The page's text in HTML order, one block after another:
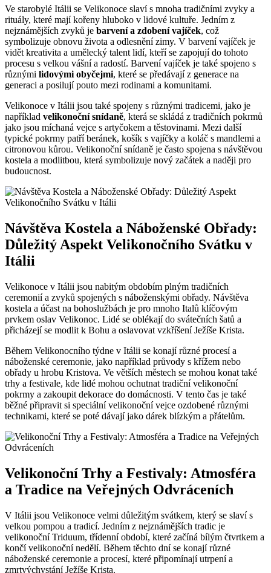
Ve starobylé Itálii se Velikonoce slaví s mnoha tradičními zvyky a
rituály, které mají kořeny hluboko v lidové kultuře. Jedním z
nejznámějších zvyků je barvení a zdobení vajíček, což
symbolizuje obnovu života a odlesnění zimy. V barvení vajíček je
vidět kreativita a umělecký talent lidí, kteří se zapojují do tohoto
procesu s velkou vášní a radostí. Barvení vajíček je také spojeno s
různými lidovými obyčejmi, které se předávají z generace na
generaci a posilují pouto mezi rodinami a komunitami.
Velikonoce v Itálii jsou také spojeny s různými tradicemi, jako je
například velikonoční snídaně, která se skládá z tradičních pokrmů
jako jsou míchaná vejce s artyčokem a těstovinami. Mezi další
typické pokrmy patří beránek, košík s vajíčky a koláč s mandlemi a
citronovou kůrou. Velikonoční snídaně je často spojena s návštěvou
kostela a modlitbou, která symbolizuje nový začátek a naději pro
budoucnost.
Návštěva Kostela a Náboženské Obřady:
Důležitý Aspekt Velikonočního Svátku v
Itálii
Velikonoce v Itálii jsou nabitým obdobím plným tradičních
ceremonií a zvyků spojených s náboženskými obřady. Návštěva
kostela a účast na bohoslužbách je pro mnoho Italů klíčovým
prvkem oslav Velikonoc. Lidé se oblékají do svátečních šatů a
přicházejí se modlit k Bohu a oslavovat vzkříšení Ježíše Krista.
Během Velikonocního týdne v Itálii se konají různé procesí a
náboženské ceremonie, jako například průvody s křížem nebo
obřady u hrobu Kristova. Ve větších městech se mohou konat také
trhy a festivale, kde lidé mohou ochutnat tradiční velikonoční
pokrmy a zakoupit dekorace do domácnosti. V tento čas je také
běžné připravit si speciální velikonoční vejce ozdobené různými
technikami, které se poté dávají jako dárek blízkým a přátelům.
Velikonoční Trhy a Festivaly: Atmosféra
a Tradice na Veřejných Odvráceních
V Itálii jsou Velikonoce velmi důležitým svátkem, který se slaví s
velkou pompou a tradicí. Jedním z nejznámějších tradic je
velikonoční Triduum, třídenní období, které začíná bílým čtvrtkem a
končí velikonoční nedělí. Během těchto dní se konají různé
náboženské ceremonie a procesí, které připomínají utrpení a
zmrtvýchvstání Ježíše Krista.